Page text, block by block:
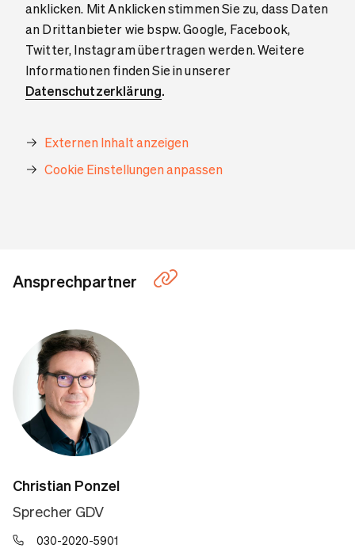
anklicken. Mit Anklicken stimmen Sie zu, dass Daten
an Drittanbieter wie bspw. Google, Facebook,
Twitter, Instagram übertragen werden. Weitere
Informationen finden Sie in unserer
Datenschutzerklärung.
Externen Inhalt anzeigen
Cookie Einstellungen anpassen
Ansprechpartner
Christian Ponzel
Sprecher GDV
030-2020-5901